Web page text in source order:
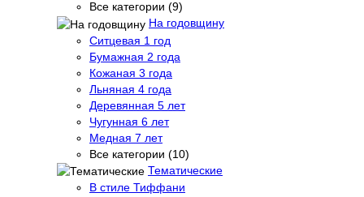
Все категории (9)
На годовщину
Ситцевая 1 год
Бумажная 2 года
Кожаная 3 года
Льняная 4 года
Деревянная 5 лет
Чугунная 6 лет
Медная 7 лет
Все категории (10)
Тематические
В стиле Тиффани